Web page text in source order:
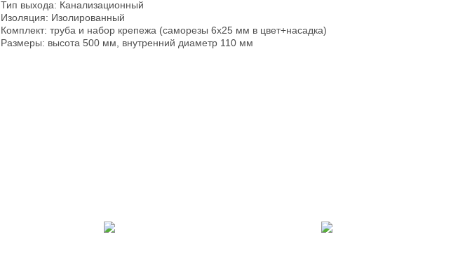
Тип выхода: Канализационный
Изоляция: Изолированный
Комплект: труба и набор крепежа (саморезы 6х25 мм в цвет+насадка)
Размеры: высота 500 мм, внутренний диаметр 110 мм